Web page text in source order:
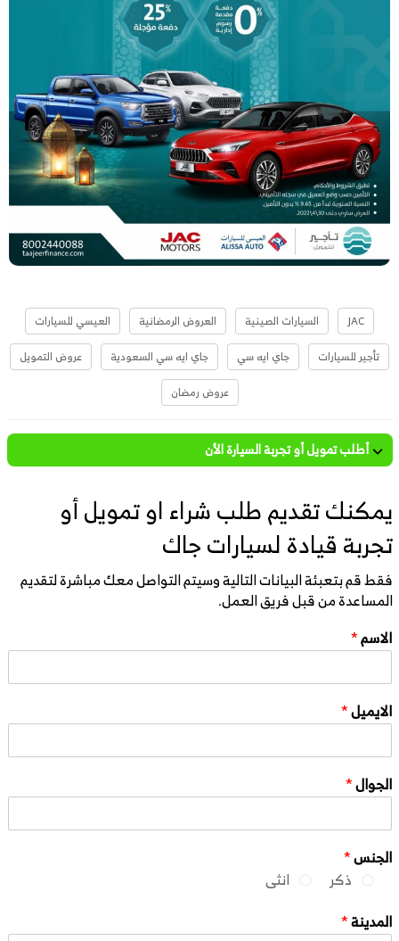
JAC السيارات الصينية العروض الرمضانية
العيسي للسيارات
تأجير للسيارات
جاي ايه سي جاي ايه سي السعودية
عروض التمويل
عروض رمضان
أطلب تمويل أو تجربة السيارة الأن
يمكنك تقديم طلب شراء او تمويل أو
تجربة قيادة لسيارات جاك
فقط قم بتعبئة البيانات التالية وسيتم التواصل معك مباشرة لتقديم
المساعدة من قبل فريق العمل.
الاسم*
الايميل*
الجوال*
الجنس*
ذكر
انثى
المدينة*